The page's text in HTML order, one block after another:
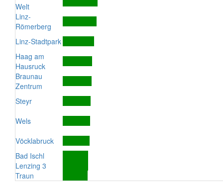
Welt
Linz-
Römerberg
Linz-Stadtpark
Haag am
Hausruck
Braunau
Zentrum
Steyr
Wels
Vöcklabruck
Bad Ischl
Lenzing 3
Traun